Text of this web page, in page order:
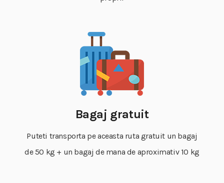
Bagaj gratuit
Puteti transporta pe aceasta ruta gratuit un bagaj
de 50 kg + un bagaj de mana de aproximativ 10 kg